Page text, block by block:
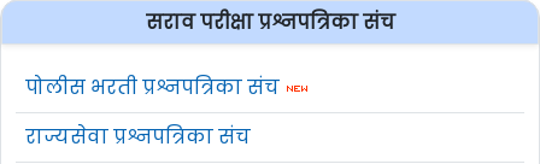
सराव परीक्षा प्रश्नपत्रिका संच
पोलीस भरती प्रश्नपत्रिका संच
राज्यसेवा प्रश्नपत्रिका संच